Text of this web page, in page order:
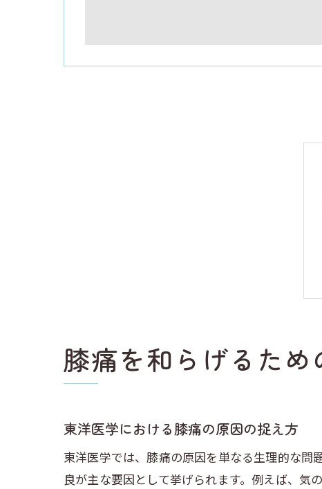
膝痛を和らげるた
東洋医学における膝痛の原因の捉え方
東洋医学では、膝痛の原因を単なる生理的な問
良が主な要因として挙げられます。例えば、